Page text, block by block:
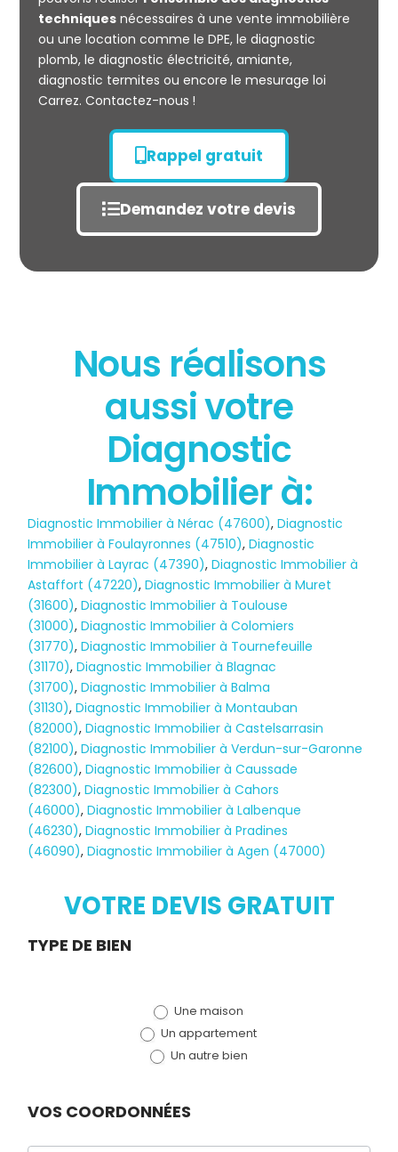
État des risques
POLLUTION
Diagnostic
TERMITES
techniquesnécessaires à une vente immobilière
ou une location comme le DPE, le diagnostic
plomb, le diagnostic électricité, amiante,
diagnostic termites ou encore le mesurage loi
Carrez. Contactez-nous !
Rappel gratuit
Demandez votre devis
Nous réalisons
aussi votre
Diagnostic
Immobilier à:
Diagnostic Immobilier à Nérac (47600),Diagnostic
Immobilier à Foulayronnes (47510),Diagnostic
Immobilier à Layrac (47390),Diagnostic Immobilier à
Astaffort (47220),Diagnostic Immobilier à Muret
(31600),Diagnostic Immobilier à Toulouse
(31000),Diagnostic Immobilier à Colomiers
(31770),Diagnostic Immobilier à Tournefeuille
(31170),Diagnostic Immobilier à Blagnac
(31700),Diagnostic Immobilier à Balma
(31130),Diagnostic Immobilier à Montauban
(82000),Diagnostic Immobilier à Castelsarrasin
(82100),Diagnostic Immobilier à Verdun-sur-Garonne
(82600),Diagnostic Immobilier à Caussade
(82300),Diagnostic Immobilier à Cahors
(46000),Diagnostic Immobilier à Lalbenque
(46230),Diagnostic Immobilier à Pradines
(46090),Diagnostic Immobilier à Agen (47000)
VOTRE DEVIS GRATUIT
Demande
TYPE DE BIEN
Une maison
Un appartement
Un autre bien
VOS COORDONNÉES